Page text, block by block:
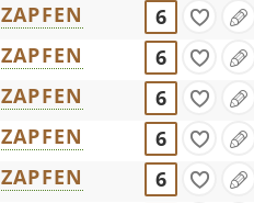
ZAPFEN
6
ZAPFEN
6
ZAPFEN
6
ZAPFEN
6
ZAPFEN
6